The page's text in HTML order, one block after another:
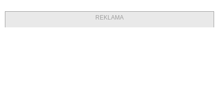
REKLAMA